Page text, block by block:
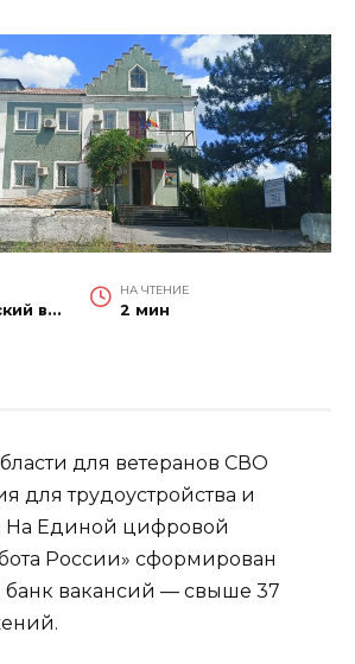
Красносулинский вестник
НА ЧТЕНИЕ
2 мин
для ветеранов СВО
для трудоустройства и
На Единой цифровой
России» сформирован
вакансий — свыше 37